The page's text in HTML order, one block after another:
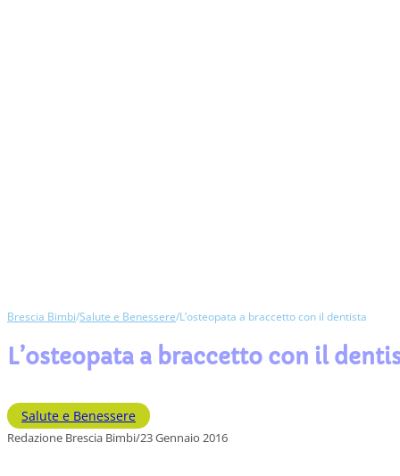
Brescia Bimbi/Salute e Benessere/L’osteopata a braccetto con il dentista
L’osteopata a braccetto con il
Salute e Benessere
Redazione Brescia Bimbi/23 Gennaio 2016